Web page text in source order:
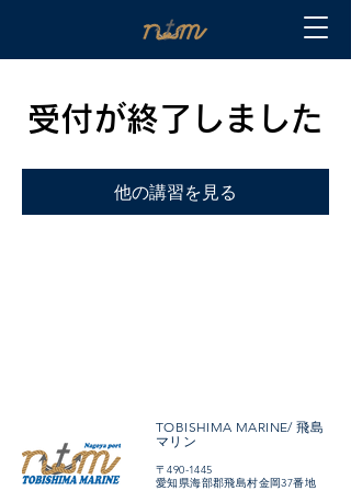
受付が終了しました
他の講習を見る
TOBISHIMA MARINE/ 飛島
マリン
〒490-1445
愛知県海部郡飛島村金岡37番地